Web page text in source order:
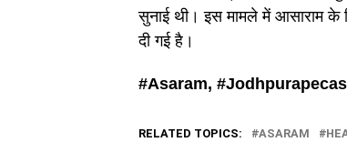
सुनाई थी। इस मामले में आसाराम
दी गई है।
#Asaram, #
RELATED TOPICS: ASARAM